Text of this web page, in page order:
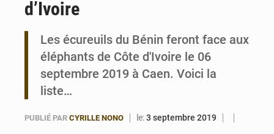
Bénin : Le CEG La Verdure de Ouèdo fait sa mue pour la rentrée
d’Ivoire
Les écureuils du Bénin feront face aux
éléphants de Côte d'Ivoire le 06
septembre 2019 à Caen. Voici la
liste…
PUBLIÉ PAR CYRILLE NONO le:3 septembre 2019